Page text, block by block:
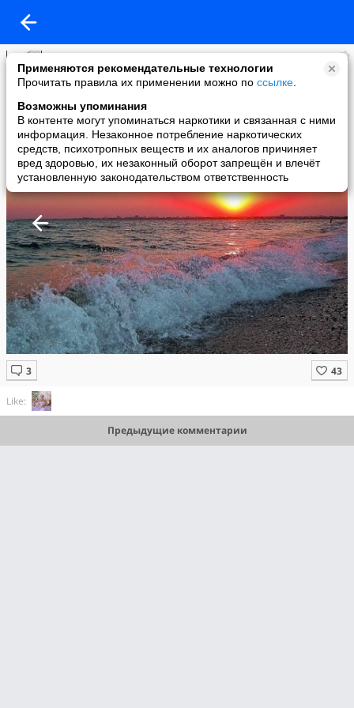
Применяются рекомендательные технологии
Прочитать правила их применении можно по ссылке
Возможны упоминания
В контенте могут упоминаться наркотики и связанная с ними
информация. Незаконное потребление наркотических
средств, психотропных веществ и их аналогов причиняет
вред здоровью, их незаконный оборот запрещён и влечёт
установленную законодательством ответственность
Наталья Сергеевна Логинова
added a photo
15 May в 22:47
Like:
Предыдущие комментарии